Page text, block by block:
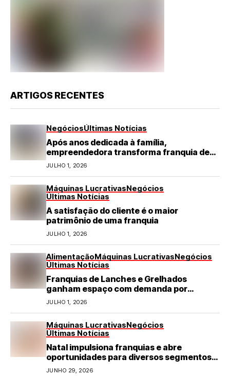
ARTIGOS RECENTES
NegóciosÚltimas Notícias
Após anos dedicada à família,
empreendedora transforma franquia de
turismo em negócio de destaque no RN
JULHO 1, 2026
Máquinas LucrativasNegócios
Últimas Notícias
A satisfação do cliente é o maior
patrimônio de uma franquia
JULHO 1, 2026
AlimentaçãoMáquinas LucrativasNegócios
Últimas Notícias
Franquias de Lanches e Grelhados
ganham espaço com demanda por
refeições rápidas e de qualidade
JULHO 1, 2026
Máquinas LucrativasNegócios
Últimas Notícias
Natal impulsiona franquias e abre
oportunidades para diversos segmentos
do varejo
JUNHO 29, 2026